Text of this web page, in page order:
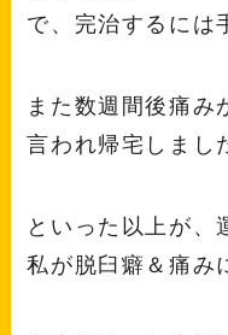
で、完治するには
また数週間後痛み
言われ帰宅しまし
といった以上が、
私が脱臼癖＆痛み